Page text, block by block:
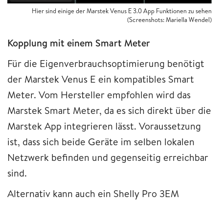
Hier sind einige der Marstek Venus E 3.0 App Funktionen zu sehen
(Screenshots: Mariella Wendel)
Kopplung mit einem Smart Meter
Für die Eigenverbrauchsoptimierung benötigt
der Marstek Venus E ein kompatibles Smart
Meter. Vom Hersteller empfohlen wird das
Marstek Smart Meter, da es sich direkt über die
Marstek App integrieren lässt. Voraussetzung
ist, dass sich beide Geräte im selben lokalen
Netzwerk befinden und gegenseitig erreichbar
sind.
Alternativ kann auch ein Shelly Pro 3EM